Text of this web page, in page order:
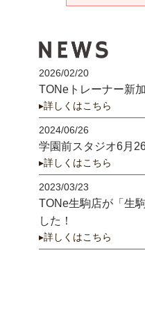
2026/02/20
TONeトレーナー新
▸詳しくはこちら
2024/06/26
学園前スタジオ6月
▸詳しくはこちら
2023/03/23
TONe生駒店が「生
した！
▸詳しくはこちら